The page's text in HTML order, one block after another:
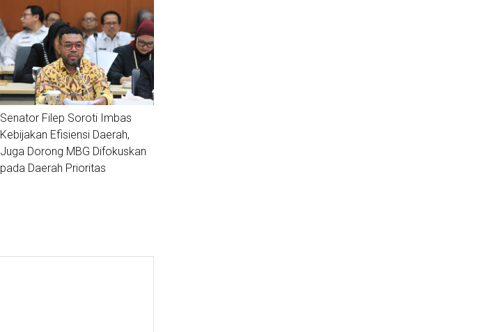
Senator Filep Soroti Imbas
Kebijakan Efisiensi Daerah,
Juga Dorong MBG Difokuskan
pada Daerah Prioritas